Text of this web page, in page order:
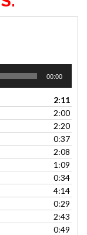
00:00
2:11
2:00
2:20
0:37
2:08
1:09
0:34
4:14
0:29
2:43
0:49